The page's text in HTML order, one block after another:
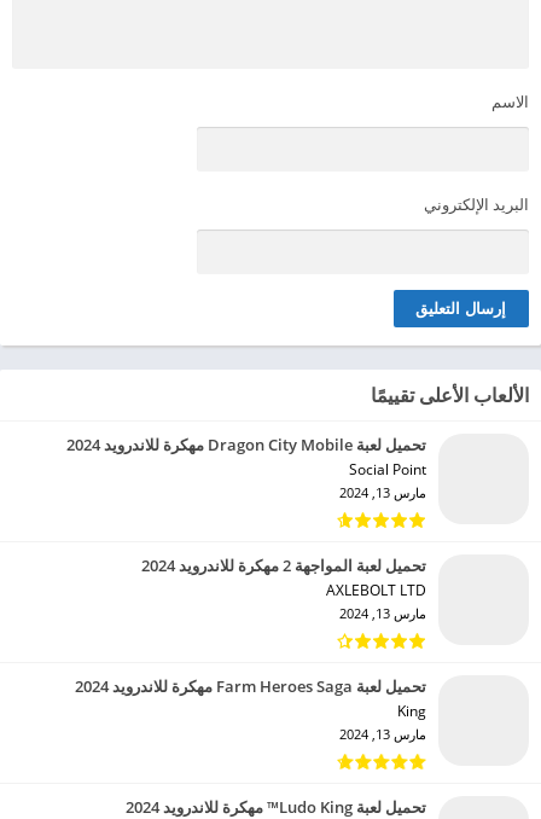
الاسم
البريد الإلكتروني
الألعاب الأعلى تقييمًا
تحميل لعبة Dragon City Mobile مهكرة للاندرويد 2024
Social Point‏
مارس 13, 2024
تحميل لعبة المواجهة 2 مهكرة للاندرويد 2024
AXLEBOLT LTD‏
مارس 13, 2024
تحميل لعبة Farm Heroes Saga مهكرة للاندرويد 2024
King‏
مارس 13, 2024
تحميل لعبة Ludo King™ مهكرة للاندرويد 2024